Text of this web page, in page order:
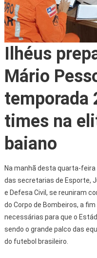
Ilhéus
Mário
temporada
times na
baiano
Na manhã desta quarta-
das secretarias de Esporte,
e Defesa Civil, se reuniram
do Corpo de Bombeiros, a
necessárias para que o
sendo o grande palco das
do futebol brasileiro.